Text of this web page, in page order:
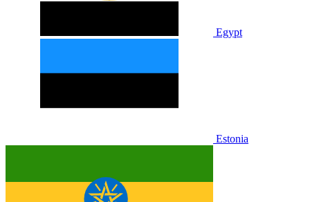
Egypt
Estonia